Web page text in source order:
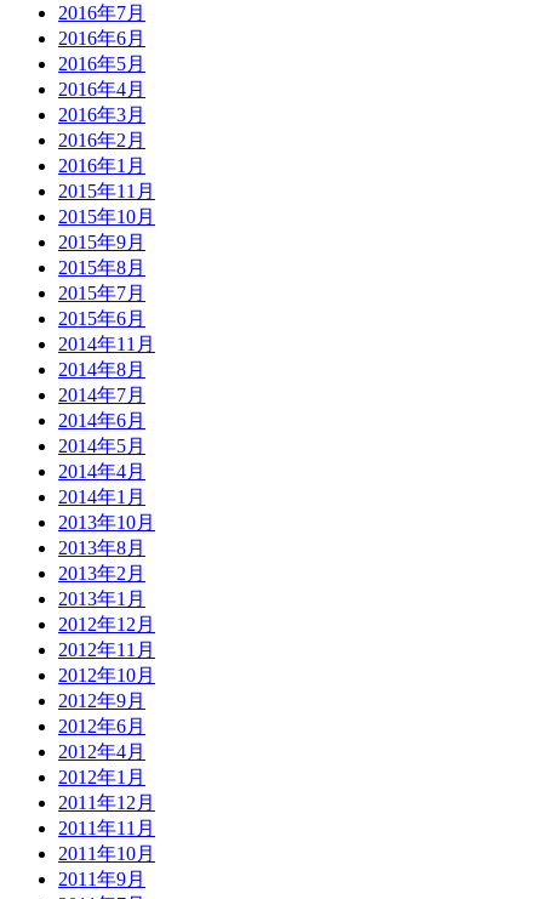
2016年7月
2016年6月
2016年5月
2016年4月
2016年3月
2016年2月
2016年1月
2015年11月
2015年10月
2015年9月
2015年8月
2015年7月
2015年6月
2014年11月
2014年8月
2014年7月
2014年6月
2014年5月
2014年4月
2014年1月
2013年10月
2013年8月
2013年2月
2013年1月
2012年12月
2012年11月
2012年10月
2012年9月
2012年6月
2012年4月
2012年1月
2011年12月
2011年11月
2011年10月
2011年9月